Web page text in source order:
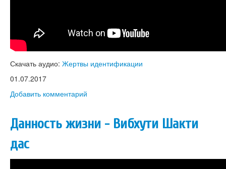
Скачать аудио: Жертвы идентификации
01.07.2017
Добавить комментарий
Данность жизни - Вибхути Шакти
дас